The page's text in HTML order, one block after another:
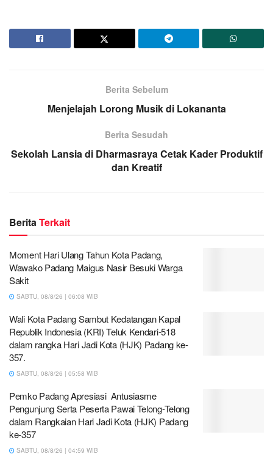
Berita Sebelum
Menjelajah Lorong Musik di Lokananta
Berita Sesudah
Sekolah Lansia di Dharmasraya Cetak Kader Produktif
dan Kreatif
BeritaTerkait
Moment Hari Ulang Tahun Kota Padang,
Wawako Padang Maigus Nasir Besuki Warga
Sakit
SABTU, 08/8/26 | 06:08 WIB
Wali Kota Padang Sambut Kedatangan Kapal
Republik Indonesia (KRI) Teluk Kendari-518
dalam rangka Hari Jadi Kota (HJK) Padang ke-
357.
SABTU, 08/8/26 | 05:58 WIB
Pemko Padang Apresiasi Antusiasme
Pengunjung Serta Peserta Pawai Telong-Telong
dalam Rangkaian Hari Jadi Kota (HJK) Padang
ke-357
SABTU, 08/8/26 | 04:59 WIB